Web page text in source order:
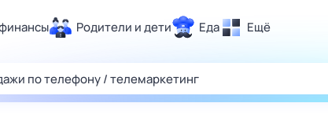
Родители и дети Еда Ещё
Здоровье
Развлечения и отдых